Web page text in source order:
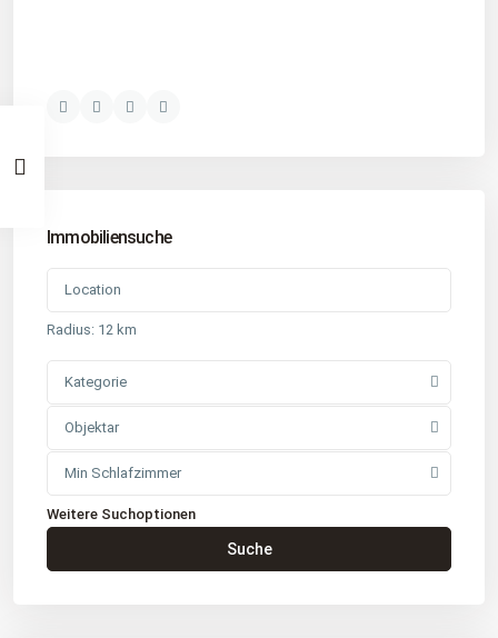
Immobiliensuche
Radius: 12 km
Kategorie
Objektar
Min Schlafzimmer
Weitere Suchoptionen
Suche
Kontakt
: Buchholz in der Nordheide